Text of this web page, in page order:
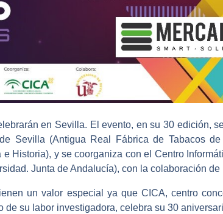
en Sevilla. El evento, en su 30 edición,
Sevilla (Antigua Real Fábrica de Tabacos
Historia), y se coorganiza con el Centro
Junta de Andalucía), con la colaboración
un valor especial ya que CICA, centro
su labor investigadora, celebra su 30